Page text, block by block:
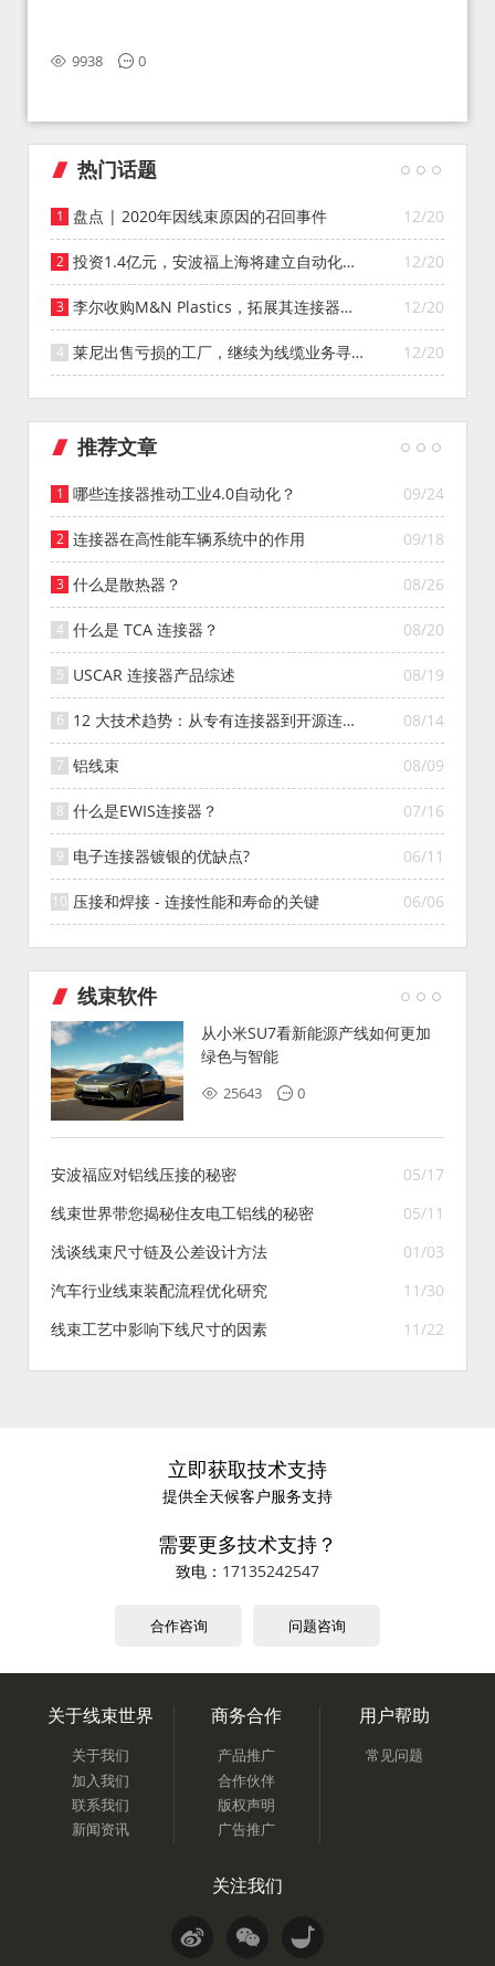
9938 0
热门话题
12/20
盘点 | 2020年因线束原因的召回事件
12/20
投资1.4亿元，安波福上海将建立自动化智
能仓库
12/20
李尔收购M&N Plastics，拓展其连接器系
统业务
12/20
莱尼出售亏损的工厂，继续为线缆业务寻找
投资者
推荐文章
09/24
哪些连接器推动工业4.0自动化？
09/18
连接器在高性能车辆系统中的作用
08/26
什么是散热器？
08/20
什么是 TCA 连接器？
08/19
USCAR 连接器产品综述
08/14
12 大技术趋势：从专有连接器到开源连接
器的演变
08/09
铝线束
07/16
什么是EWIS连接器？
06/11
电子连接器镀银的优缺点?
06/06
压接和焊接 - 连接性能和寿命的关键
线束软件
从小米SU7看新能源产线如何更加
绿色与智能
25643 0
05/17
安波福应对铝线压接的秘密
05/11
线束世界带您揭秘住友电工铝线的秘密
01/03
浅谈线束尺寸链及公差设计方法
11/30
汽车行业线束装配流程优化研究
11/22
线束工艺中影响下线尺寸的因素
立即获取技术支持
提供全天候客户服务支持
需要更多技术支持？
致电： 17135242547
合作咨询 问题咨询
关于线束世界
关于我们
加入我们
联系我们
新闻资讯
商务合作
产品推广
合作伙伴
版权声明
广告推广
用户帮助
常见问题
关注我们